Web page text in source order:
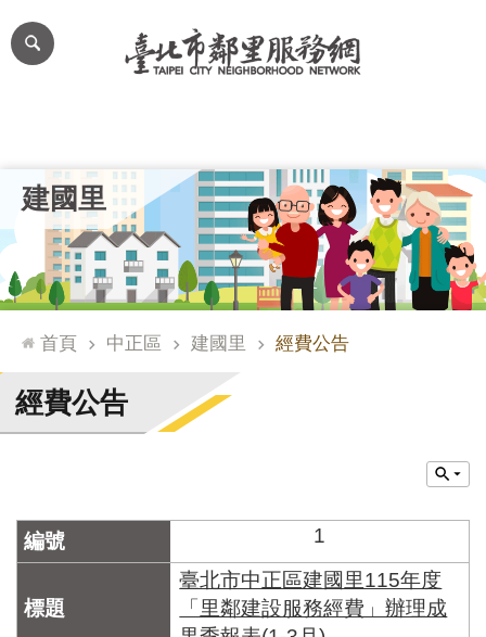
跳到主要內容區塊
網
站
台
通
臺
北
市
門
牌
合
檢
建國里
首頁 中正區 建國里 經費公告
經費公告
1
臺北市中正區建國里115年度
「里鄰建設服務經費」辦理成